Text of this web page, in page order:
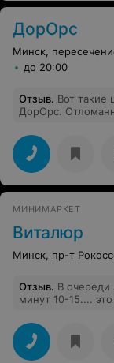
ДорОрс
Минск,
до 20:00
Отзыв. Вот такие
ДорОрс.
напичкан какой-
7 роз, только 1
стебли. Букет
МИНИМАРКЕТ
Виталюр
Минск, пр-т
Отзыв. В очереди
минут 10-15....
секунд.....